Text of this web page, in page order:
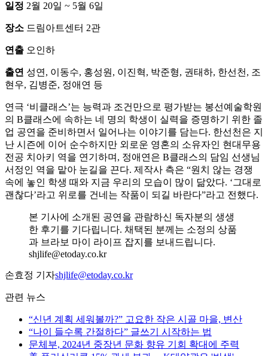
일정 2월 20일 ~ 5월 6일
장소 드림아트센터 2관
연출 오인하
출연 성연, 이동수, 홍성원, 이진혁, 박준형, 권태하, 한선천, 조
현우, 김병준, 정애연 등
연극 ‘비클래스’는 능력과 조건만으로 평가받는 봉선예술학원
의 B클래스에 속하는 네 명의 학생이 실력을 증명하기 위한 졸
업 공연을 준비하면서 일어나는 이야기를 담는다. 한선천은 지
난 시즌에 이어 순수하지만 외로운 영혼의 소유자인 현대무용
전공 치아키 역을 연기하며, 정애연은 B클래스의 담임 선생님
서정인 역을 맡아 눈길을 끈다. 제작사 측은 “원치 않는 경쟁
속에 놓인 학생 때와 지금 우리의 모습이 많이 닮았다. ‘그대로
괜찮다’라고 위로를 건네는 작품이 되길 바란다”라고 전했다.
본 기사에 소개된 공연을 관람하신 독자분의 생생
한 후기를 기다립니다. 채택된 분께는 소정의 상품
과 브라보 마이 라이프 잡지를 보내드립니다.
shjlife@etoday.co.kr
손효정 기자shjlife@etoday.co.kr
관련 뉴스
“신년 계획 세워볼까?” 고요한 작은 시골 마을, 변산
“나이 들수록 간절하다” 글쓰기 시작하는 법
문체부, 2024년 중장년 문화 향유 기회 확대에 주력